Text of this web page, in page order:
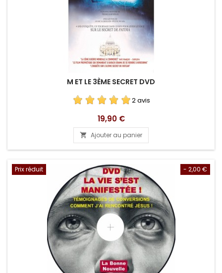
M ET LE 3ÈME SECRET DVD
2 avis
Prix
19,90 €
 Ajouter au panier
- 2,00 €
Prix réduit